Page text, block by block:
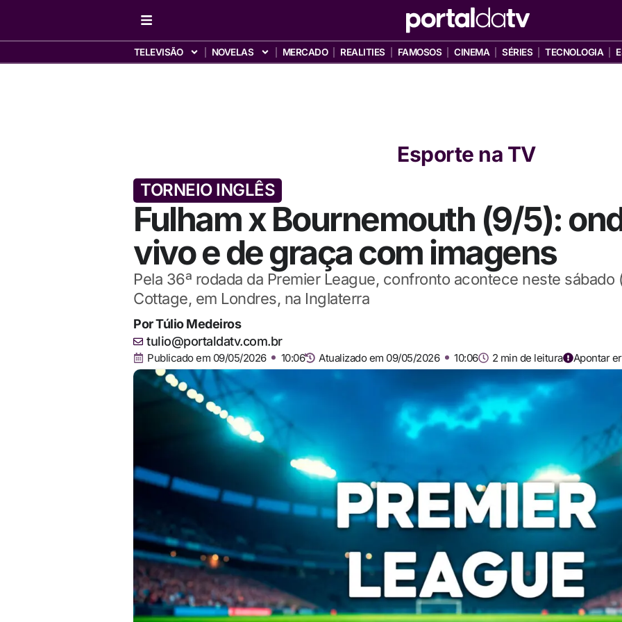
TELEVISÃO NOVELAS MERCADO REALITIES FAMOSOS CINEMA SÉRIES TECNOLOGIA
Esporte na TV
TORNEIO INGLÊS
Fulham x Bournemouth (9/5):
vivo e de graça com imagens
Pela 36ª rodada da Premier League, confronto acontece neste sábado
Cottage, em Londres, na Inglaterra
PorTúlio Medeiros
tulio@portaldatv.com.br
Publicado em 09/05/2026 10:06 Atualizado em 09/05/2026 10:06 2 min de leitura Apontar